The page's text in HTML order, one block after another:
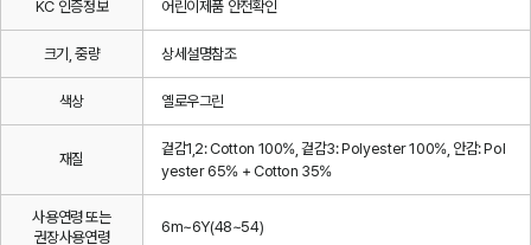
KC 인증정보 어린이제품 안전확인
크기, 중량 상세설명참조
색상 옐로우그린
재질
겉감1,2: Cotton 100%, 겉감3: Polyester 100%, 안감: Pol
yester 65% + Cotton 35%
사용연령 또는
권장사용연령
6m~6Y(48~54)